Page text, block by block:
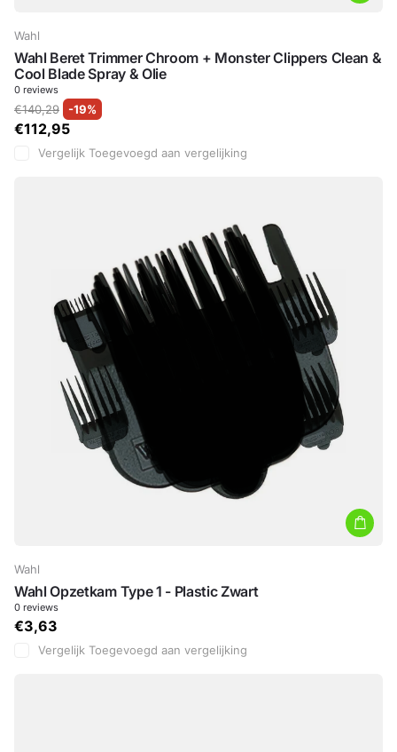
Wahl
Wahl Beret Trimmer Chroom + Monster Clippers Clean &
Cool Blade Spray & Olie
0 reviews
€140,29 -19%
€112,95
Vergelijk Toegevoegd aan vergelijking
Wahl
Wahl Opzetkam Type 1 - Plastic Zwart
0 reviews
€3,63
Vergelijk Toegevoegd aan vergelijking